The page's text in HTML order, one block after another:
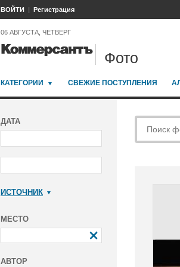
ВОЙТИ Регистрация
06 АВГУСТА, ЧЕТВЕРГ
Фото
КАТЕГОРИИ СВЕЖИЕ ПОСТУПЛЕНИЯ
ДАТА
ИСТОЧНИК
МЕСТО
АВТОР